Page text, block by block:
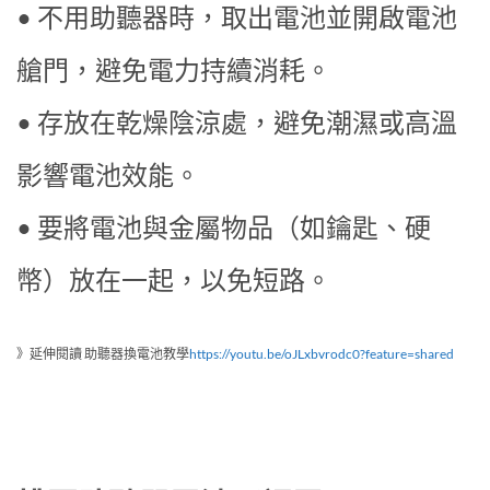
• 不用助聽器時，取出電池並開啟電池
艙門，避免電力持續消耗。
• 存放在乾燥陰涼處，避免潮濕或高溫
影響電池效能。
• 要將電池與金屬物品（如鑰匙、硬
幣）放在一起，以免短路。
》延伸閱讀 助聽器換電池教學https://youtu.be/oJLxbvrodc0?feature=shared